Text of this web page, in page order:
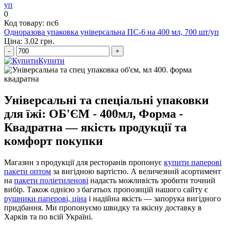
0
Код товару: пс6
Одноразова упаковка універсальна ПС-6 на 400 мл, 700 шт/уп
Ціна: 3.02 грн.
- +
Купити
Універсальні та спеціальні упаковки
для їжі: ОБ'ЄМ - 400мл, Форма -
Квадратна — якість продукції та
комфорт покупки
Магазин з продукції для ресторанів пропонує купити паперові
пакети оптом за вигідною вартістю. А величезний асортимент
на пакети поліетиленові надасть можливість зробити точний
вибір. Також однією з багатьох пропозицій нашого сайту є
рушники паперові, ціна і надійна якість — запорука вигідного
придбання. Ми пропонуємо швидку та якісну доставку в
Харків та по всій Україні.